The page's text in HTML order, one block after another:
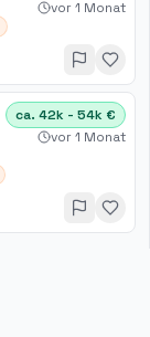
vor 1 Monat
ca. 42k - 54k €
vor 1 Monat